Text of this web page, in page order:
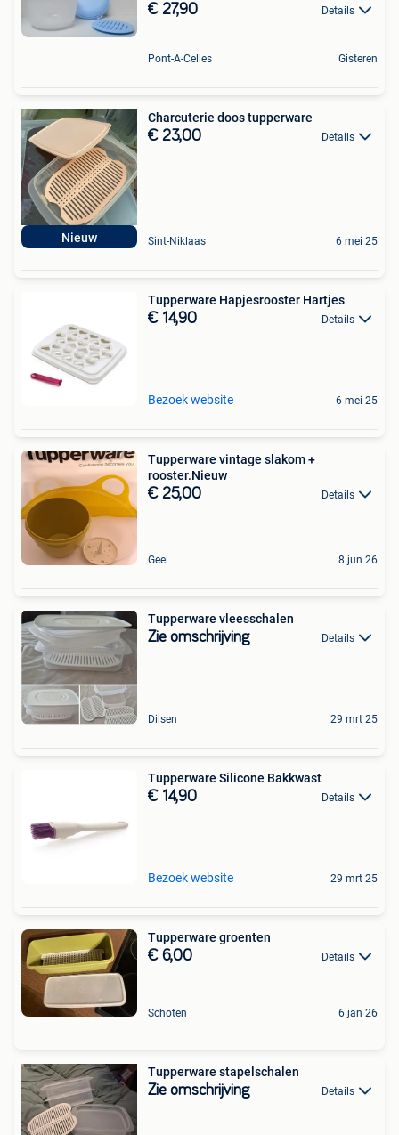
€ 27,90 Details
Pont-A-Celles Gisteren
Nieuw
Charcuterie doos tupperware
€ 23,00 Details
Sint-Niklaas 6 mei 25
Tupperware Hapjesrooster Hartjes
€ 14,90 Details
Bezoek website 6 mei 25
Tupperware vintage slakom +
rooster.Nieuw
€ 25,00 Details
Geel 8 jun 26
Tupperware vleesschalen
Zie omschrijving Details
Dilsen 29 mrt 25
Tupperware Silicone Bakkwast
€ 14,90 Details
Bezoek website 29 mrt 25
Tupperware groenten
€ 6,00 Details
Schoten 6 jan 26
Tupperware stapelschalen
Zie omschrijving Details